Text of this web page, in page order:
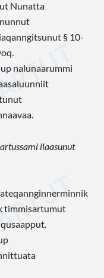
Nunatta
§ 10-
nalunaarummi
ilaasunut
timmisartumut